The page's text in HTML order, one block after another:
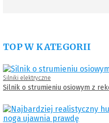
TOP W KATEGORII
Silniki elektryczne
Silnik o strumieniu osiowym z